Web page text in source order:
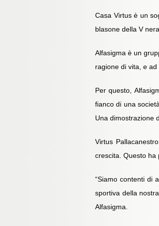
Casa Virtus è un
blasone della V
Alfasigma è un
ragione di vita, e ad
Per questo,
fianco di una
Una dimostrazione
Virtus
crescita. Questo ha
“Siamo contenti di
sportiva della
Alfasigma.